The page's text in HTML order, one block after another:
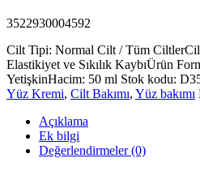
3522930004592
Cilt Tipi: Normal Cilt / Tüm Ciltler
Elastikiyet ve Sıkılık KaybıÜrün
YetişkinHacim: 50 ml Stok kodu:
Yüz Kremi, Cilt Bakımı, Yüz bakımı
Açıklama
Ek bilgi
Değerlendirmeler (0)